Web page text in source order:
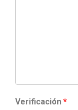
Verificación *